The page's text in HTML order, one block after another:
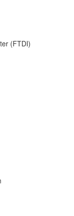
(FTDI)